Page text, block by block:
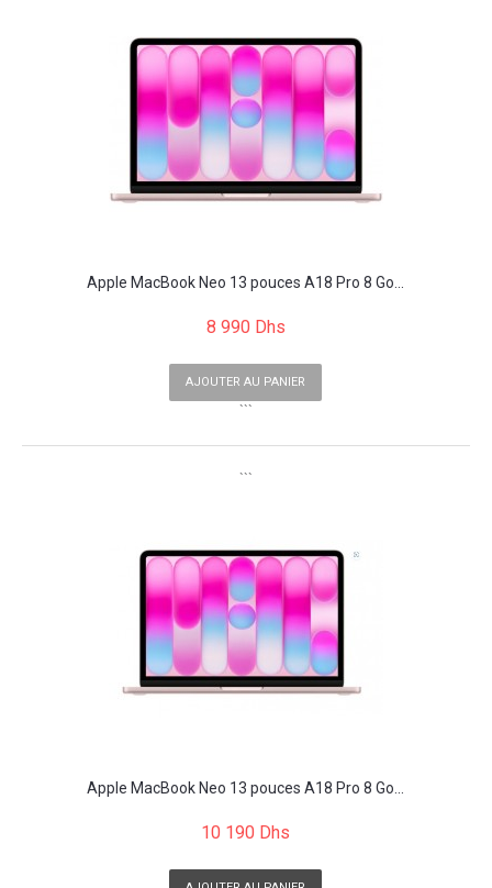
Apple MacBook Neo 13 pouces A18 Pro 8 Go...
8 990 Dhs
AJOUTER AU PANIER
```
```
Apple MacBook Neo 13 pouces A18 Pro 8 Go...
10 190 Dhs